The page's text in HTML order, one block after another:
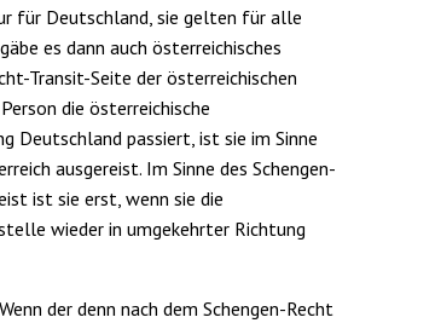
für Deutschland, sie gelten für alle
es dann auch österreichisches
Transit-Seite der österreichischen
die österreichische
Deutschland passiert, ist sie im Sinne
ausgereist. Im Sinne des Schengen-
ist sie erst, wenn sie die
wieder in umgekehrter Richtung
der denn nach dem Schengen-Recht